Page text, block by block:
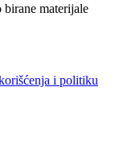
materijale
i politiku